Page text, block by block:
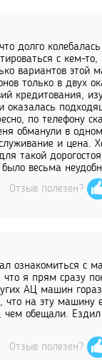
долго
с кем-
вариантов этой
только в двух
кредитования,
оказалась
по телефону
обманули в
и цена.
такой
весьма
Отзыв полезен?
ознакомиться с
я прям сразу
АЦ машин
что на эту машину
чем обещали.
Отзыв полезен?